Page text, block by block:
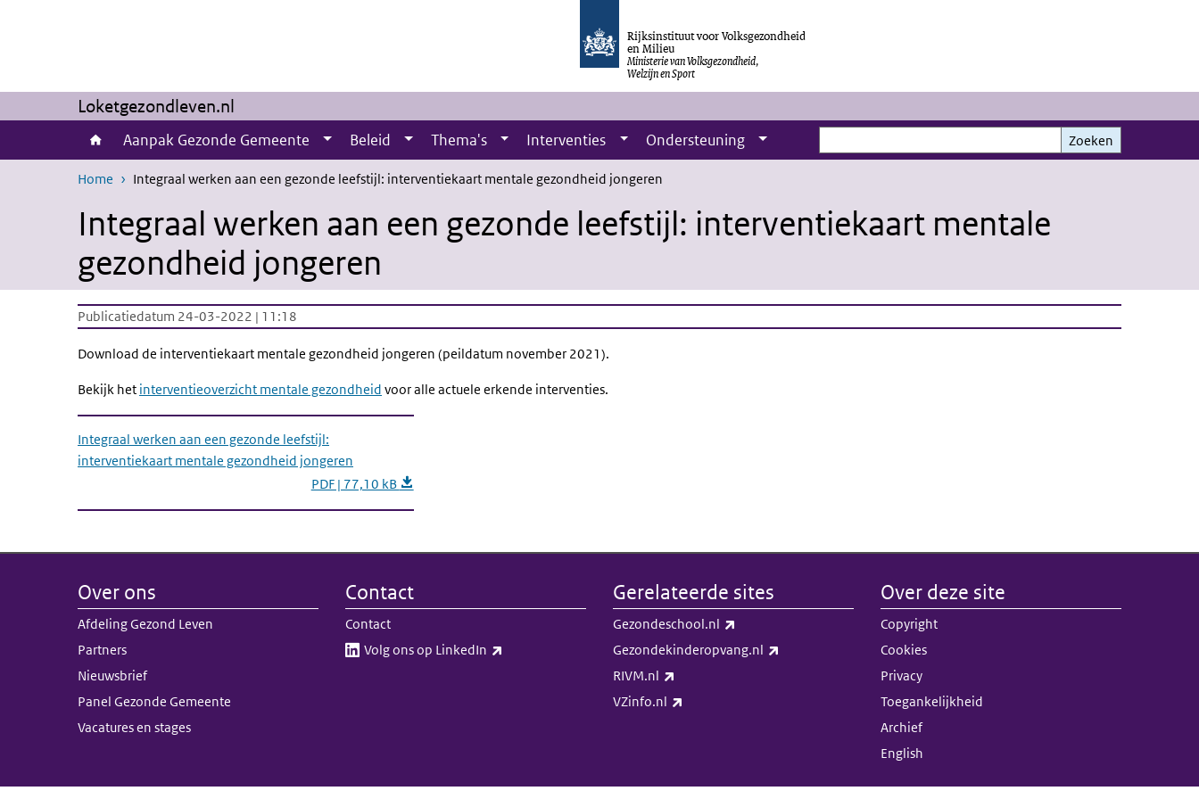
Rijksinstituut voor Volksgezondheid
en Milieu
Ministerie van Volksgezondheid,
Welzijn en Sport
Loketgezondleven.nl
Aanpak Gezonde Gemeente Beleid Thema's Interventies Ondersteuning
Zoeken
Zoeken
Home Integraal werken aan een gezonde leefstijl: interventiekaart mentale gezondheid jongeren
Integraal werken aan een gezonde leefstijl: interventiekaart mentale
gezondheid jongeren
Publicatiedatum 24-03-2022 | 11:18
Download de interventiekaart mentale gezondheid jongeren (peildatum november 2021).
Bekijk het interventieoverzicht mentale gezondheid voor alle actuele erkende interventies.
Integraal werken aan een gezonde leefstijl:
interventiekaart mentale gezondheid jongeren
PDF | 77,10 kB
Over ons
Afdeling Gezond Leven
Partners
Nieuwsbrief
Panel Gezonde Gemeente
Vacatures en stages
Contact
Contact
Volg ons op LinkedIn​​
Gerelateerde sites
Gezondeschool.nl
Gezondekinderopvang.nl
RIVM.nl
VZinfo.nl
Over deze site
Copyright
Cookies
Privacy
Toegankelijkheid
Archief
English